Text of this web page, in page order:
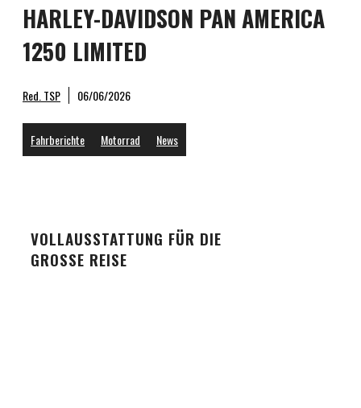
HARLEY-DAVIDSON PAN AMERICA
1250 LIMITED
Red. TSP 06/06/2026
Fahrberichte Motorrad News
VOLLAUSSTATTUNG FÜR DIE
GROSSE REISE